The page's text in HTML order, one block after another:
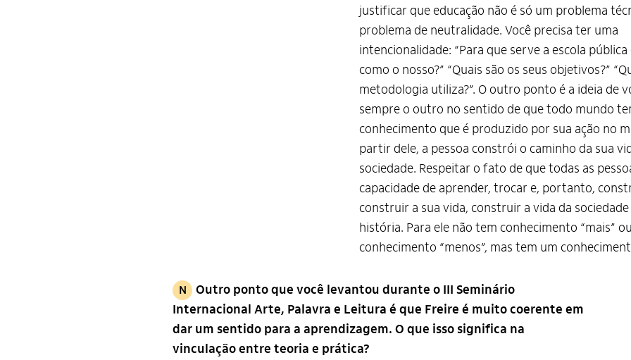
justificar que educação não é só um problema
problema de neutralidade. Você precisa ter uma
intencionalidade: “Para que serve a escola
como o nosso?” “Quais são os seus objetivos?”
metodologia utiliza?”. O outro ponto é a ideia de
sempre o outro no sentido de que todo mundo
conhecimento que é produzido por sua ação no
partir dele, a pessoa constrói o caminho da sua
sociedade. Respeitar o fato de que todas as
capacidade de aprender, trocar e, portanto,
construir a sua vida, construir a vida da
história. Para ele não tem conhecimento “mais”
conhecimento “menos”, mas tem um
N
Outro ponto que você levantou durante o III Seminário
Internacional Arte, Palavra e Leitura é que Freire é muito coerente em
dar um sentido para a aprendizagem. O que isso significa na
vinculação entre teoria e prática?